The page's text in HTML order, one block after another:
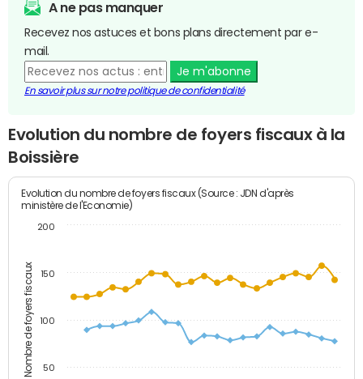
A ne pas manquer
Recevez nos astuces et bons plans directement par e-
mail.
Je m'abonne
En savoir plus sur notre politique de confidentialité
Evolution du nombre de foyers fiscaux à la
Boissière
Nombre de foyers fiscaux
Evolution du nombre de foyers fiscaux (Source : JDN d'après
ministère de l'Economie)
50
100
150
200